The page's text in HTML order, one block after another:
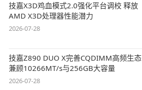
技嘉X3D鸡血模式2.0强化平台调校 释放
AMD X3D处理器性能潜力
2026-07-28
技嘉Z890 DUO X完善CQDIMM高频生态
兼顾10266MT/s与256GB大容量
2026-07-28